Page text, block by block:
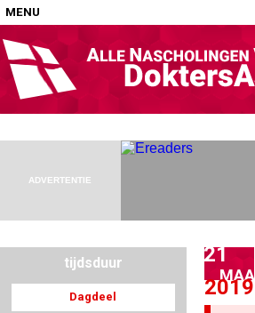
MENU
Home
Nascholingen op locatie (agenda)
Nascholingen online (elearning)
ADVERTENTIE
tijdsduur
Dagdeel
21
MAA
2019